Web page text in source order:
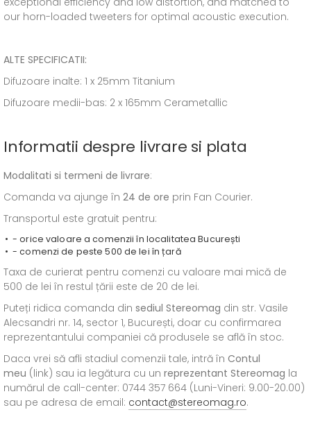
our horn-loaded tweeters for optimal acoustic execution.
ALTE SPECIFICATII:
Difuzoare inalte: 1 x 25mm Titanium
Difuzoare medii-bas: 2 x 165mm Cerametallic
Informatii despre livrare si plata
Modalitati si termeni de livrare:
Comanda va ajunge în 24 de ore prin Fan Courier.
Transportul este gratuit pentru:
- orice valoare a comenzii în localitatea București
- comenzi de peste 500 de lei în țară
Taxa de curierat pentru comenzi cu valoare mai mică de
500 de lei în restul țării este de 20 de lei.
Puteți ridica comanda din sediul Stereomag din str. Vasile
Alecsandri nr. 14, sector 1, București, doar cu confirmarea
reprezentantului companiei că produsele se află în stoc.
Daca vrei să afli stadiul comenzii tale, intră în Contul
meu (link) sau ia legătura cu un reprezentant Stereomag la
numărul de call-center: 0744 357 664 (Luni-Vineri: 9.00-20.00)
sau pe adresa de email: contact@stereomag.ro.